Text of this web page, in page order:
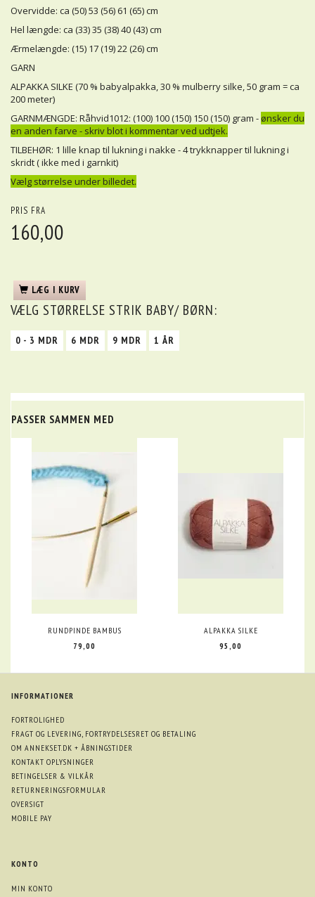
Overvidde: ca (50) 53 (56) 61 (65) cm
Hel længde: ca (33) 35 (38) 40 (43) cm
Ærmelængde: (15) 17 (19) 22 (26) cm
GARN
ALPAKKA SILKE (70 % babyalpakka, 30 % mulberry silke, 50 gram = ca
200 meter)
GARNMÆNGDE: Råhvid1012: (100) 100 (150) 150 (150) gram - ønsker du
en anden farve - skriv blot i kommentar ved udtjek.
TILBEHØR: 1 lille knap til lukning i nakke - 4 trykknapper til lukning i
skridt ( ikke med i garnkit)
Vælg størrelse under billedet.
PRIS FRA
160,00
LÆG I KURV
VÆLG STØRRELSE STRIK BABY/ BØRN:
0 - 3 MDR 6 MDR 9 MDR 1 ÅR
PASSER SAMMEN MED
RUNDPINDE BAMBUS
79,00
ALPAKKA SILKE
95,00
INFORMATIONER
FORTROLIGHED
FRAGT OG LEVERING, FORTRYDELSESRET OG BETALING
OM ANNEKSET.DK + ÅBNINGSTIDER
KONTAKT OPLYSNINGER
BETINGELSER & VILKÅR
RETURNERINGSFORMULAR
OVERSIGT
MOBILE PAY
KONTO
MIN KONTO